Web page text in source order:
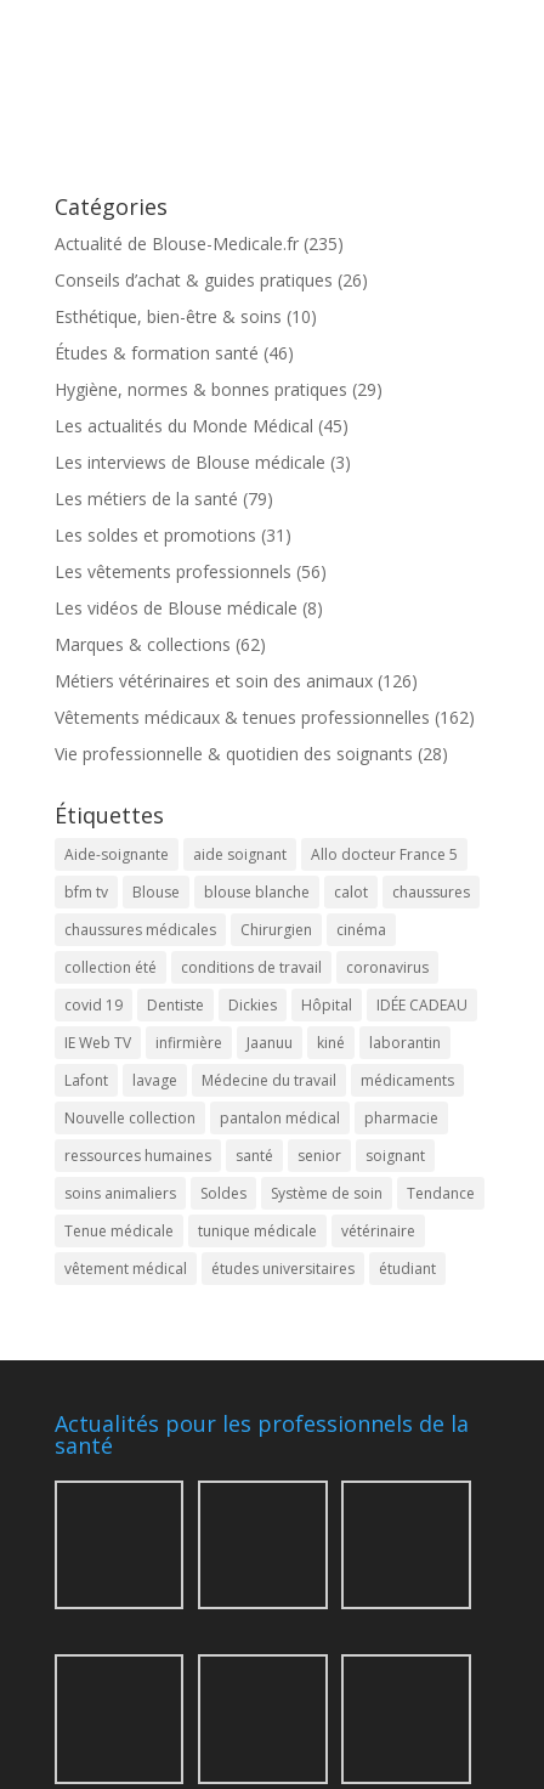
Catégories
Actualité de Blouse-Medicale.fr(235)
Conseils d’achat & guides pratiques (26)
Esthétique, bien-être & soins (10)
Études & formation santé (46)
Hygiène, normes & bonnes pratiques (29)
Les actualités du Monde Médical (45)
Les interviews de Blouse médicale (3)
Les métiers de la santé (79)
Les soldes et promotions (31)
Les vêtements professionnels (56)
Les vidéos de Blouse médicale (8)
Marques & collections (62)
Métiers vétérinaires et soin des animaux(126)
Vêtements médicaux & tenues professionnelles (162)
Vie professionnelle & quotidien des soignants (28)
Étiquettes
Aide-soignante aide soignant
Allo docteur France 5
bfm tv
Blouse blouse blanche calot
chaussures
chaussures médicales
Chirurgien
cinéma
collection été
conditions de travail
coronavirus
covid 19
Dentiste Dickies Hôpital
IDÉE CADEAU
IE Web TV
infirmière Jaanuu kiné
laborantin
Lafont
lavage Médecine du travail
médicaments
Nouvelle collection
pantalon médical
pharmacie
ressources humaines
santé senior
soignant
soins animaliers
Soldes Système de soin
Tendance
Tenue médicale
tunique médicale
vétérinaire
vêtement médical
études universitaires étudiant
Actualités pour les professionnels de la
santé